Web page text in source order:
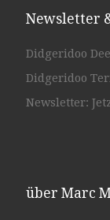
Newsletter
Didgeridoo
Didgeridoo
Newsletter:
über Marc